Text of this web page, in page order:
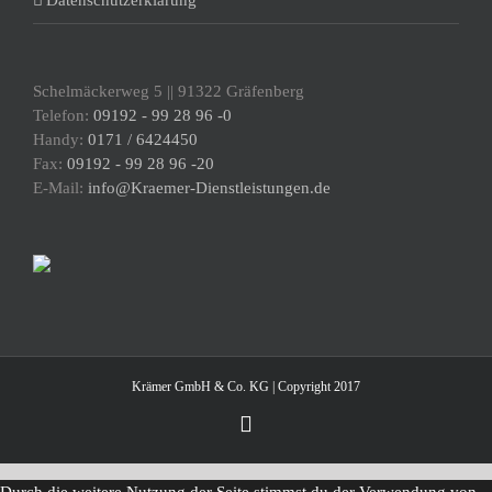
Schelmäckerweg 5 || 91322 Gräfenberg
Telefon: 09192 - 99 28 96 -0
Handy: 0171 / 6424450
Fax: 09192 - 99 28 96 -20
E-Mail: info@Kraemer-Dienstleistungen.de
Krämer GmbH & Co. KG | Copyright 2017